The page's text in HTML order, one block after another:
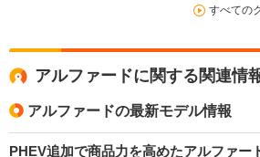
すべての
アルファードに関する関連情
アルファードの最新モデル情報
PHEV追加で商品力を高めたアルファー